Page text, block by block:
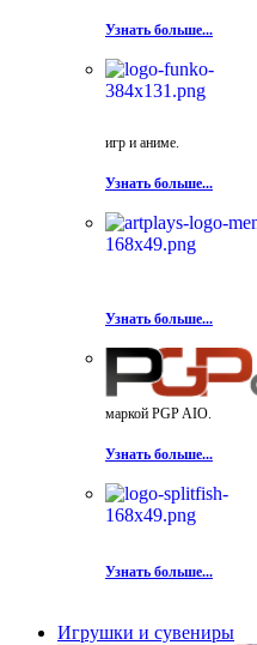
Узнать больше...
игр и аниме.
Узнать больше...
Узнать больше...
маркой PGP AIO.
Узнать больше...
Узнать больше...
Игрушки и сувениры